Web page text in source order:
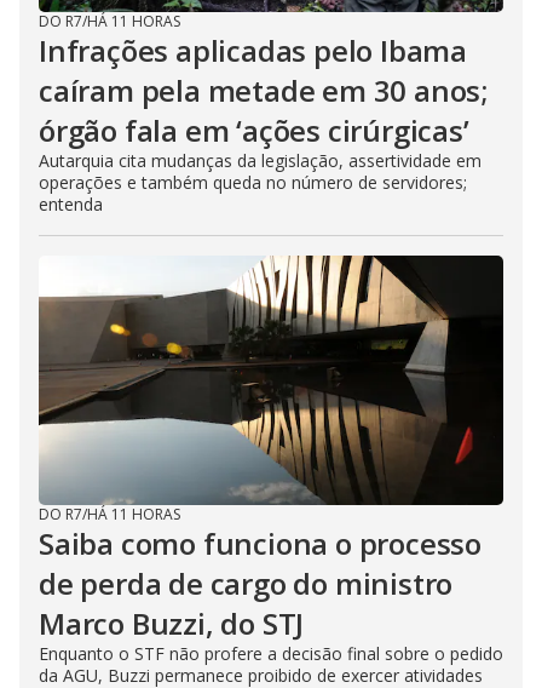
DO R7/HÁ 11 HORAS
Infrações aplicadas pelo Ibama
caíram pela metade em 30 anos;
órgão fala em ‘ações cirúrgicas’
Autarquia cita mudanças da legislação, assertividade em
operações e também queda no número de servidores;
entenda
DO R7/HÁ 11 HORAS
Saiba como funciona o processo
de perda de cargo do ministro
Marco Buzzi, do STJ
Enquanto o STF não profere a decisão final sobre o pedido
da AGU, Buzzi permanece proibido de exercer atividades